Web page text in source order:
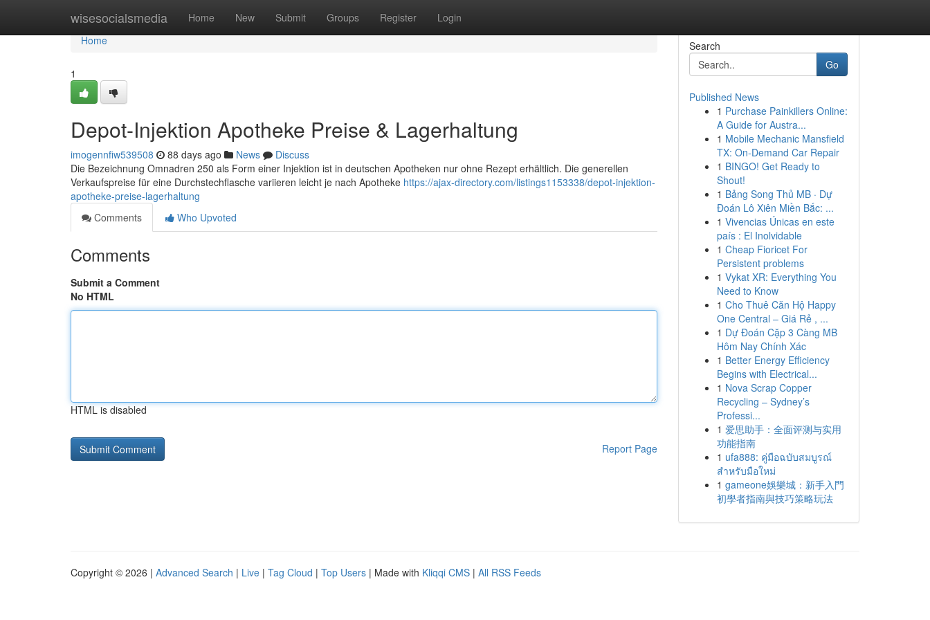
wisesocialsmedia Home New Submit Groups Register Login
Home
Home
1
Depot-Injektion Apotheke Preise & Lagerhaltung
imogennfiw539508 88 days ago News
Discuss
Die Bezeichnung Omnadren 250 als Form einer Injektion ist in deutschen Apotheken nur ohne Rezept erhältlich. Die generellen
Verkaufspreise für eine Durchstechflasche variieren leicht je nach Apotheke https://ajax-directory.com/listings1153338/depot-injektion-
apotheke-preise-lagerhaltung
Comments
Who Upvoted
Comments
Submit a Comment
No HTML
HTML is disabled
Report Page
Search
Go
Published News
1 Purchase Painkillers Online:
A Guide for Austra...
1 Mobile Mechanic Mansfield
TX: On-Demand Car Repair
1 BINGO! Get Ready to
Shout!
1 Bảng Song Thủ MB · Dự
Đoán Lô Xiên Miền Bắc: ...
1 Vivencias Únicas en este
país : El Inolvidable
1 Cheap Fioricet For
Persistent problems
1 Vykat XR: Everything You
Need to Know
1 Cho Thuê Căn Hộ Happy
One Central – Giá Rẻ , ...
1 Dự Đoán Cặp 3 Càng MB
Hôm Nay Chính Xác
1 Better Energy Efficiency
Begins with Electrical...
1 Nova Scrap Copper
Recycling – Sydney’s
Professi...
1 爱思助手：全面评测与实用
功能指南
1 ufa888: คู่มือฉบับสมบูรณ์
สำหรับมือใหม่
1 gameone娛樂城：新手入門
初學者指南與技巧策略玩法
Copyright © 2026 | Advanced Search | Live | Tag Cloud | Top Users | Made with Kliqqi CMS | All RSS Feeds